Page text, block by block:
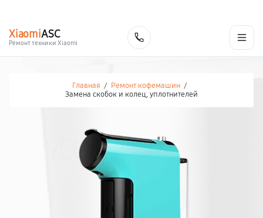
XiaomiASC
Ремонт техники Xiaomi
Главная / Ремонт кофемашин /
Замена скобок и колец, уплотнителей